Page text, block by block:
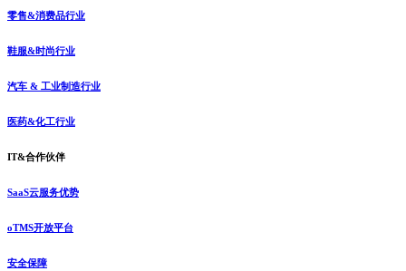
零售&消费品行业
鞋服&时尚行业
汽车 & 工业制造行业
医药&化工行业
IT&合作伙伴
SaaS云服务优势
oTMS开放平台
安全保障